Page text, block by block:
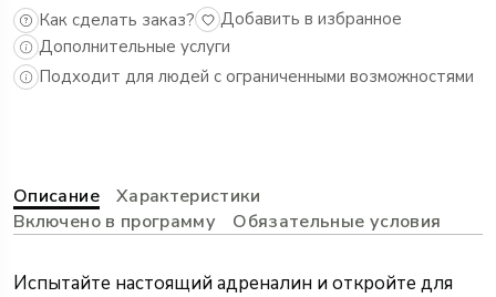
Как сделать заказ?
Добавить в избранное
Дополнительные услуги
Подходит для людей с ограниченными возможностями
Описание
Характеристики
Включено в программу
Обязательные условия
Испытайте настоящий адреналин и откройте для